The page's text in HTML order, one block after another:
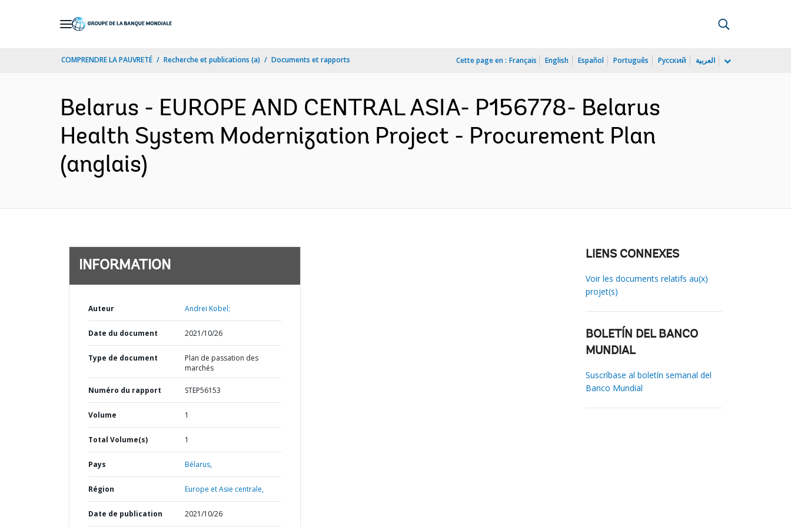
COMPRENDRE LA PAUVRETÉ Recherche et publications (a) Documents et rapports Cette page en : Français English Español Português Русский العربية
Belarus - EUROPE AND CENTRAL ASIA- P156778- Belarus
Health System Modernization Project - Procurement Plan
(anglais)
INFORMATION
Auteur Andrei Kobel;
Date du document 2021/10/26
Type de document
Plan de passation des
marchés
Numéro du rapport STEP56153
Volume 1
Total Volume(s) 1
Pays Bélarus,
Région Europe et Asie centrale,
Date de publication 2021/10/26
LIENS CONNEXES
Voir les documents relatifs au(x)
projet(s)
BOLETÍN DEL BANCO
MUNDIAL
Suscríbase al boletín semanal del
Banco Mundial